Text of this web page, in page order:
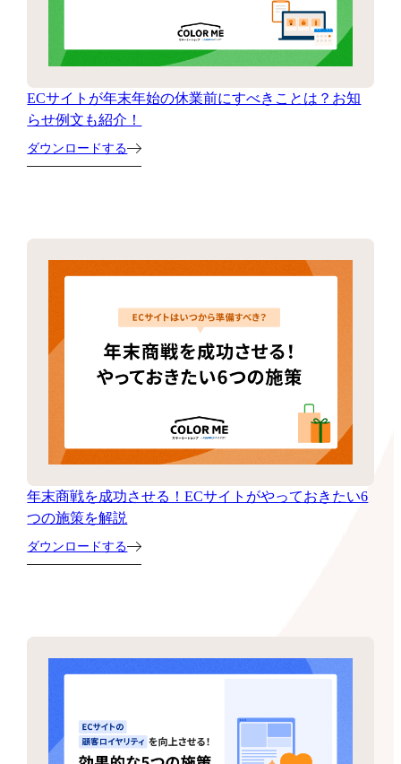
ECサイトが年末年始の休業前にすべきことは？お知
らせ例文も紹介！
ダウンロードする
年末商戦を成功させる！ECサイトがやっておきたい6
つの施策を解説
ダウンロードする